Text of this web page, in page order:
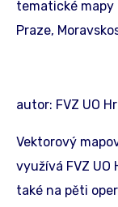
tematické
Praze,
autor: FVZ UO
Vektorový
využívá FVZ UO
také na pěti